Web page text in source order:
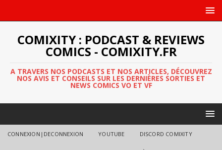
COMIXITY : PODCAST & REVIEWS
COMICS - COMIXITY.FR
A TRAVERS NOS PODCASTS ET NOS ARTICLES, DÉCOUVREZ
NOS AVIS ET CONSEILS SUR LES DERNIÈRES SORTIES ET
NEWS COMICS VO ET VF
CONNEXION|DECONNEXION YOUTUBE DISCORD COMIXITY